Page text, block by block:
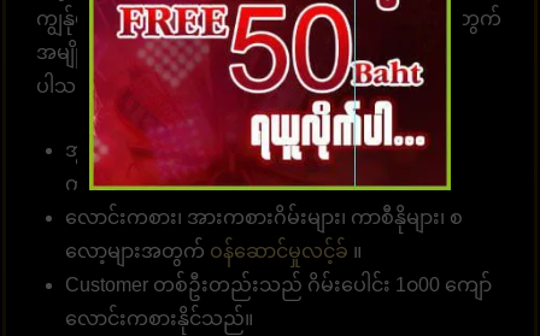
ကျွန်ုပ်တို့၏ဝဘ်ဆိုဒ်မှာ ကစားရန် ဆုံးဖြတ်ရန် သင့်အတွက်
အမျိုးမျိုးသော အကျိုးကျေးဇူးများကို စုစည်းထား
ပါသည်။
အွန်လိုင်းဘောလုံးလောင်းကြေကိုး 10 ဘတ် (၅၀၀
ကျပ် )မှစတင်နိုင်။
လောင်းကစား၊ အားကစားဂိမ်းများ၊ ကာစီနိုများ၊ စ
လော့များအတွက် ဝန်ဆောင်မှုလင့်ခ် ။
Customer တစ်ဦးတည်းသည် ဂိမ်းပေါင်း 1၀00 ကျော်
လောင်းကစားနိုင်သည်။